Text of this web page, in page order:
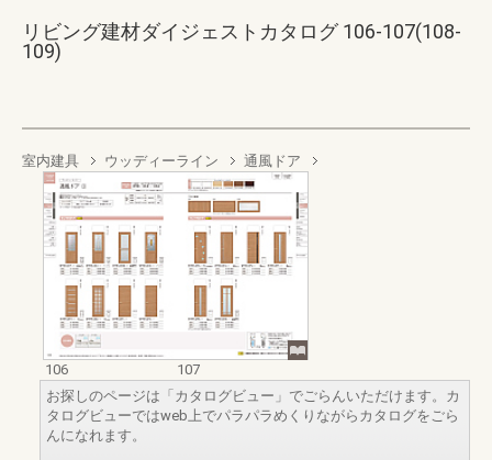
リビング建材ダイジェストカタログ 106-107(108-
109)
室内建具 ウッディーライン 通風ドア
106
107
お探しのページは「カタログビュー」でごらんいただけます。カ
タログビューではweb上でパラパラめくりながらカタログをごら
んになれます。